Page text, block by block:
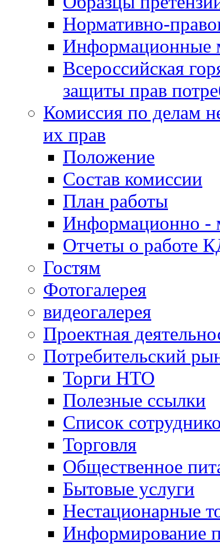
Нормативно-
Информационные
Всероссийская
защиты прав
Комиссия по делам
их прав
Положение
Состав комиссии
План работы
Информационно -
Отчеты о работе
Гостям
Фотогалерея
видеогалерея
Проектная
Потребительский
Торги НТО
Полезные ссылки
Список
Торговля
Общественное
Бытовые услуги
Нестационарные
Информирование